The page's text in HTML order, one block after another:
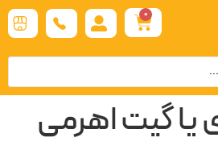
0
یا گیت اهرمی